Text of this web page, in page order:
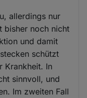
allerdings nur
bisher noch nicht
und damit
schützt
Krankheit. In
sinnvoll, und
Im zweiten Fall